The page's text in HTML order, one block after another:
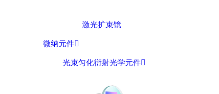
激光扩束镜
微纳元件
光束匀化衍射光学元件